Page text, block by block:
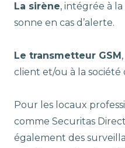
La sirène, intégrée à
sonne en cas d’alerte.
Le transmetteur GSM
client et/ou à la société
Pour les locaux
comme Securitas
également des